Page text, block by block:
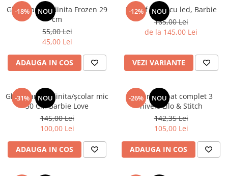
-18% NOU
Ghiozdan gradinita Frozen 29
cm
55,00 Lei
45,00 Lei
ADAUGA IN COS
-12% NOU
Pantof sport cu led, Barbie
165,00 Lei
de la 145,00 Lei
VEZI VARIANTE
-31% NOU
Ghiozdan gradinita/școlar mic
30 Cm Barbie Love
145,00 Lei
100,00 Lei
ADAUGA IN COS
-26% NOU
Penar echipat complet 3
nivele Lilo & Stitch
142,35 Lei
105,00 Lei
ADAUGA IN COS